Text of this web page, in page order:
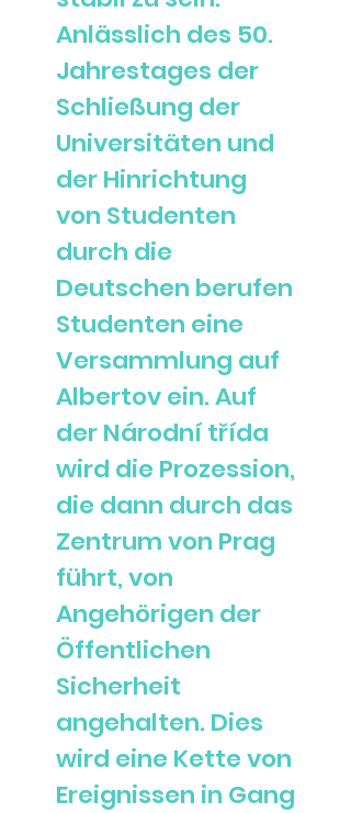
Anlässlich des 50.
Jahrestages der
Schließung der
Universitäten und
der Hinrichtung
von Studenten
durch die
Deutschen berufen
Studenten eine
Versammlung auf
Albertov ein. Auf
der Národní třída
wird die Prozession,
die dann durch das
Zentrum von Prag
führt, von
Angehörigen der
Öffentlichen
Sicherheit
angehalten. Dies
wird eine Kette von
Ereignissen in Gang